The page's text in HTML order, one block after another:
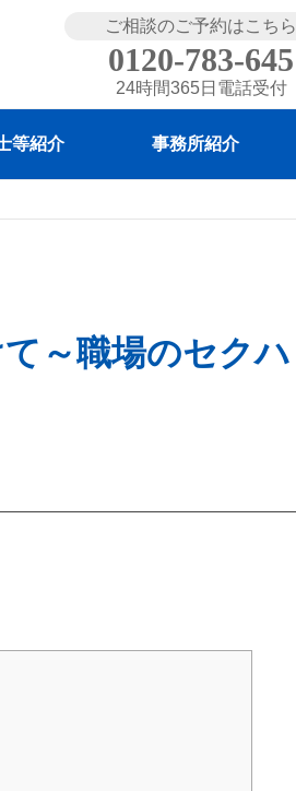
ご相談のご予約はこちら
0120-783-645
24時間365日電話受付
等紹介 事務所紹介
～職場のセクハ